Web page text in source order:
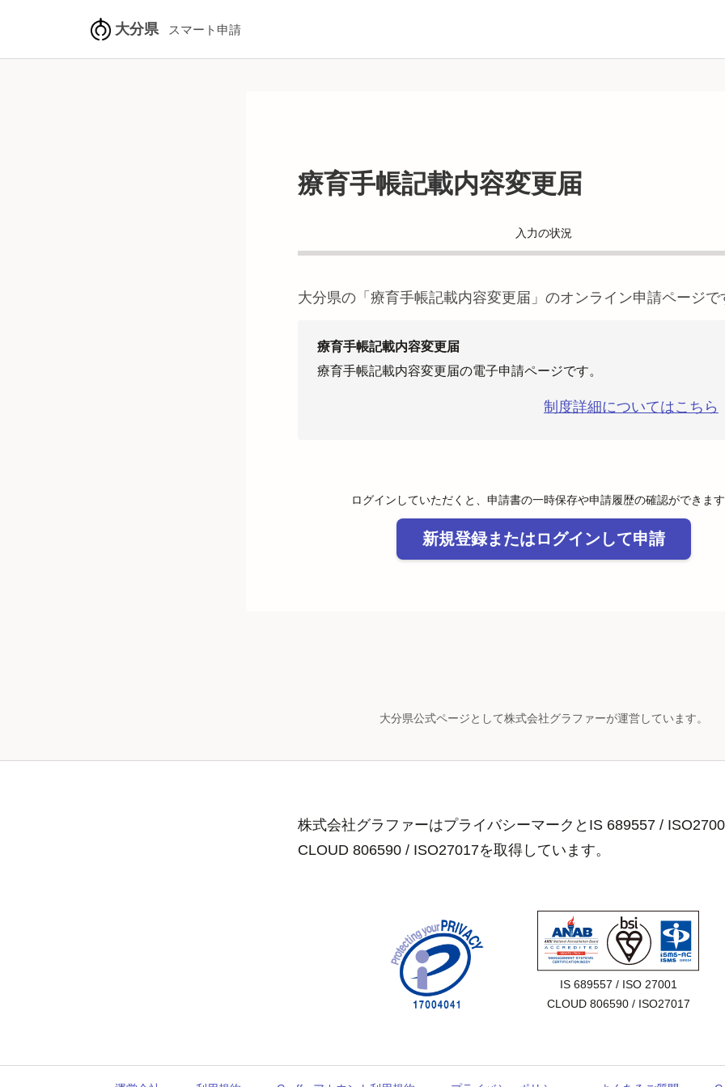
大分県 スマート申請
療育手帳記載内容変更届
入力の状況
大分県の「 療育手帳記載内容変更届 」のオンライン申請ページで
療育手帳記載内容変更届
療育手帳記載内容変更届の電子申請ページです。
制度詳細についてはこちら
ログインしていただくと、申請書の一時保存や申請履歴の確認ができま
新規登録またはログインして申請
大分県公式ページとして株式会社グラファーが運営しています。
株式会社グラファーはプライバシーマークとIS 689557 /
CLOUD 806590 / ISO27017を取得しています。
IS 689557 / ISO 27001
CLOUD 806590 / ISO27017